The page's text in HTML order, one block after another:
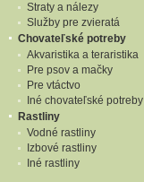
Straty a nálezy
Služby pre zvieratá
Chovateľské potreby
Akvaristika a teraristika
Pre psov a mačky
Pre vtáctvo
Iné chovateľské potreby
Rastliny
Vodné rastliny
Izbové rastliny
Iné rastliny